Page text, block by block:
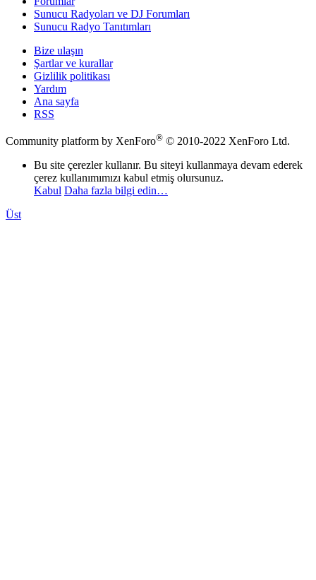
Sunucu Radyoları ve DJ Forumları
Sunucu Radyo Tanıtımları
Bize ulaşın
Şartlar ve kurallar
Gizlilik politikası
Yardım
Ana sayfa
RSS
Community platform by XenForo® © 2010-2022 XenForo Ltd.
Bu site çerezler kullanır. Bu siteyi kullanmaya devam ederek
çerez kullanımımızı kabul etmiş olursunuz.
Kabul Daha fazla bilgi edin…
Üst